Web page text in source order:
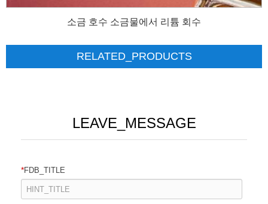
소금 호수 소금물에서 리튬 회수
RELATED_PRODUCTS
LEAVE_MESSAGE
*FDB_TITLE